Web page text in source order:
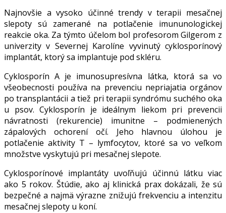
Najnovšie a vysoko účinné trendy v terapii mesačnej
slepoty sú zamerané na potlačenie imununologickej
reakcie oka. Za týmto účelom bol profesorom Gilgerom z
univerzity v Severnej Karolíne vyvinutý cyklosporínový
implantát, ktorý sa implantuje pod skléru.
Cyklosporín A je imunosupresívna látka, ktorá sa vo
všeobecnosti používa na prevenciu nepriajatia orgánov
po transplantácii a tiež pri terapii syndrómu suchého oka
u psov. Cyklosporín je ideálnym liekom pri prevencii
návratnosti (rekurencie) imunitne – podmienených
zápalových ochorení očí. Jeho hlavnou úlohou je
potlačenie aktivity T – lymfocytov, ktoré sa vo veľkom
množstve vyskytujú pri mesačnej slepote.
Cyklosporínové implantáty uvoľňujú účinnú látku viac
ako 5 rokov. Štúdie, ako aj klinická prax dokázali, že sú
bezpečné a najmä výrazne znižujú frekvenciu a intenzitu
mesačnej slepoty u koní.